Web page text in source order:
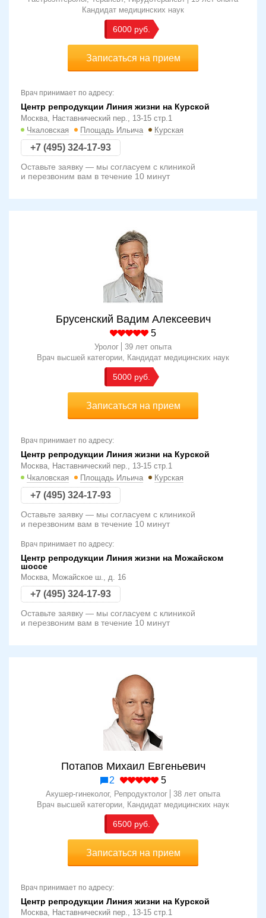
Кандидат медицинских наук
6000
Записаться на прием
Врач принимает по адресу:
Центр репродукции Линия жизни на Курской
Москва, Наставнический пер., 13-15 стр.1
Чкаловская
Площадь Ильича Курская
+7 (495) 324-17-93
Оставьте заявку — мы согласуем с клиникой
и перезвоним вам в течение 10 минут
Брусенский Вадим Алексеевич
5
Уролог
39 лет опыта
Врач высшей категории
Кандидат медицинских наук
5000
Записаться на прием
Врач принимает по адресу:
Центр репродукции Линия жизни на Курской
Москва, Наставнический пер., 13-15 стр.1
Чкаловская
Площадь Ильича Курская
+7 (495) 324-17-93
Оставьте заявку — мы согласуем с клиникой
и перезвоним вам в течение 10 минут
Врач принимает по адресу:
Центр репродукции Линия жизни на Можайском
шоссе
Москва, Можайское ш., д. 16
+7 (495) 324-17-93
Оставьте заявку — мы согласуем с клиникой
и перезвоним вам в течение 10 минут
Потапов Михаил Евгеньевич
2 5
Акушер-гинеколог, Репродуктолог
38 лет опыта
Врач высшей категории Кандидат медицинских наук
6500
Записаться на прием
Врач принимает по адресу:
Центр репродукции Линия жизни на Курской
Москва, Наставнический пер., 13-15 стр.1